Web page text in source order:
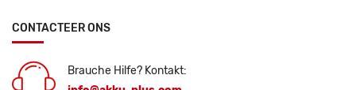
CONTACTEER ONS
Brauche Hilfe? Kontakt: